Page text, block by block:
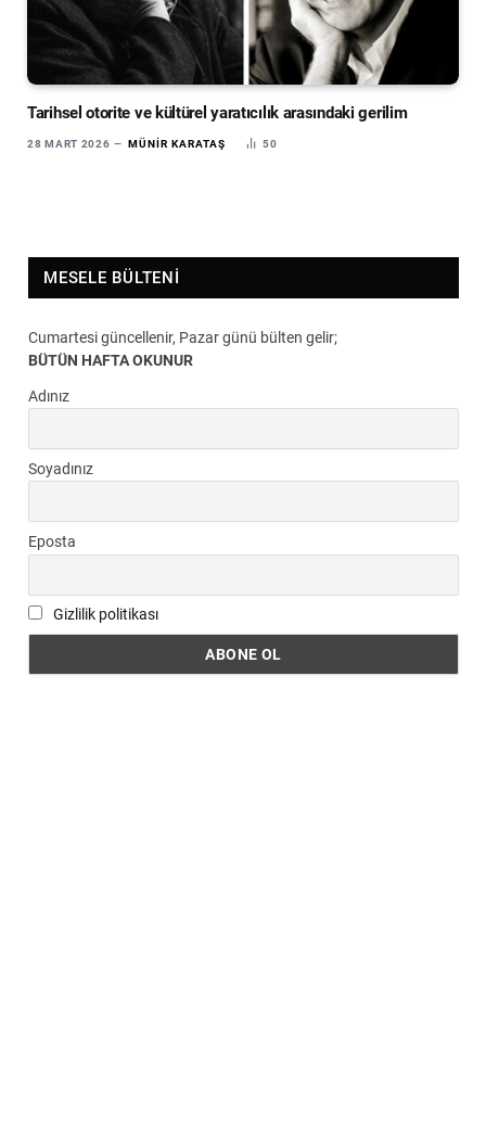
Tarihsel otorite ve kültürel yaratıcılık arasındaki gerilim
28 MART 2026 MÜNIR KARATAŞ 50
MESELE BÜLTENI
Cumartesi güncellenir, Pazar günü bülten gelir;
BÜTÜN HAFTA OKUNUR
Adınız
Soyadınız
Eposta
Gizlilik politikası